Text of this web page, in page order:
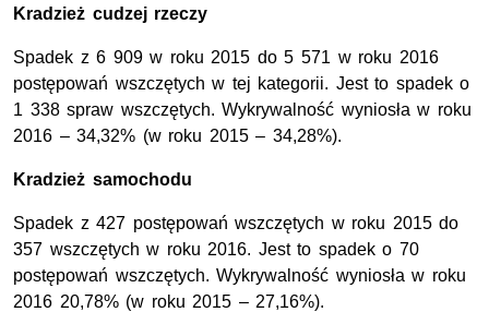
Kradzież cudzej rzeczy
Spadek z 6 909 w roku 2015 do 5 571 w roku 2016
postępowań wszczętych w tej kategorii. Jest to spadek o
1 338 spraw wszczętych. Wykrywalność wyniosła w roku
2016 – 34,32% (w roku 2015 – 34,28%).
Kradzież samochodu
Spadek z 427 postępowań wszczętych w roku 2015 do
357 wszczętych w roku 2016. Jest to spadek o 70
postępowań wszczętych. Wykrywalność wyniosła w roku
2016 20,78% (w roku 2015 – 27,16%).